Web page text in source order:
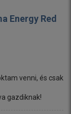
Energy Red
venni, és csak
gazdiknak!